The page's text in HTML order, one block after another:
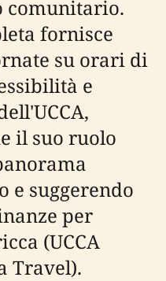
comunitario.
fornisce
su orari di
e
il suo ruolo
e suggerendo
per
(UCCA
Travel).